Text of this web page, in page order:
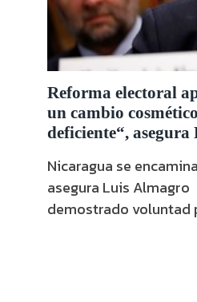
Reforma electoral
un cambio
deficiente“,
Nicaragua se
asegura Luis Almagro El gobierno de Nicaragua no ha
demostrado voluntad
(Organización de los